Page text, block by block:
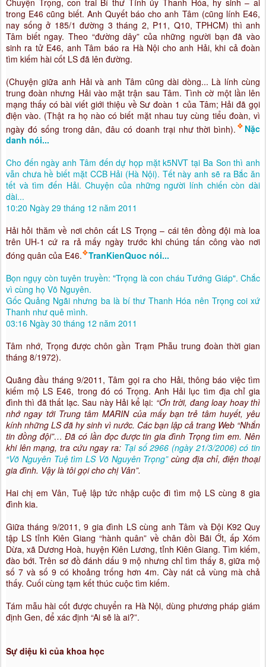
trong E46 cũng biết. Anh Quyết báo cho anh Tâm (cũng lính E46,
nay sống ở 185/1 đường 3 tháng 2, P11, Q10, TPHCM) thì anh
Tâm biết ngay. Theo “đường dây” của những người bạn đã vào
sinh ra tử E46, anh Tâm báo ra Hà Nội cho anh Hải, khi cả đoàn
tìm kiếm hài cốt LS đã lên đường.
(Chuyện giữa anh Hải và anh Tâm cũng dài dòng... Là lính cùng
trung đoàn nhưng Hải vào mặt trận sau Tâm. Tình cờ một lần lên
mạng thấy có bài viết giới thiệu về Sư đoàn 1 của Tâm; Hải đã gọi
điện vào. (Thật ra họ nào có biết mặt nhau tuy cùng tiểu đoàn, vì
ngày đó sống trong dân, đâu có doanh trại như thời bình). ❖ Nặc
danh nói...
Cho đến ngày anh Tâm đến dự họp mặt k5NVT tại Ba Son thì anh
vẫn chưa hề biết mặt CCB Hải (Hà Nội). Tết này anh sẽ ra Bắc ăn
tết và tìm đến Hải. Chuyện của những người lính chiến còn dài
dài...
10:20 Ngày 29 tháng 12 năm 2011
Hải hỏi thăm về nơi chôn cất LS Trọng – cái tên đồng đội mà loa
trên UH-1 cứ ra rả mấy ngày trước khi chúng tấn công vào nơi
đóng quân của E46.❖TranKienQuoc nói...
Bọn ngụy còn tuyên truyền: "Trọng là con cháu Tướng Giáp". Chắc
vì cùng họ Võ Nguyên.
Gốc Quảng Ngãi nhưng ba là bí thư Thanh Hóa nên Trọng coi xứ
Thanh như quê mình.
03:16 Ngày 30 tháng 12 năm 2011
Tâm nhớ, Trọng được chôn gần Trạm Phẫu trung đoàn thời gian
tháng 8/1972).
Quãng đầu tháng 9/2011, Tâm gọi ra cho Hải, thông báo việc tìm
kiếm mộ LS E46, trong đó có Trọng. Anh Hải lục tìm địa chỉ gia
đình thì đã thất lạc. Sau này Hải kể lại: “Ơn trời, đang loay hoay thì
nhớ ngay tới Trung tâm MARIN của mấy bạn trẻ tâm huyết, yêu
kính những LS đã hy sinh vì nước. Các bạn lập cả trang Web “Nhắn
tin đồng đội”… Đã có lần đọc được tin gia đình Trọng tìm em. Nên
khi lên mạng, tra cứu ngay ra: Tại số 2966 (ngày 21/3/2006) có tin
“Võ Nguyên Tuệ tìm LS Võ Nguyên Trọng”cùng địa chỉ, điện thoại
gia đình. Vậy là tôi gọi cho chị Vân”.
Hai chị em Vân, Tuệ lập tức nhập cuộc đi tìm mộ LS cùng 8 gia
đình kia.
Giữa tháng 9/2011, 9 gia đình LS cùng anh Tâm và Đội K92 Quy
tập LS tỉnh Kiên Giang “hành quân” về chân đồi Bãi Ớt, ấp Xóm
Dừa, xã Dương Hoà, huyện Kiên Lương, tỉnh Kiên Giang. Tìm kiếm,
đào bới. Trên sơ đồ đánh dấu 9 mộ nhưng chỉ tìm thấy 8, giữa mộ
số 7 và số 9 có khoảng trống hơn 4m. Cày nát cả vùng mà chả
thấy. Cuối cùng tạm kết thúc cuộc tìm kiếm.
Tám mẫu hài cốt được chuyển ra Hà Nội, dùng phương pháp giám
định Gen, để xác định “Ai sẽ là ai?”.
Sự diệu kì của khoa học